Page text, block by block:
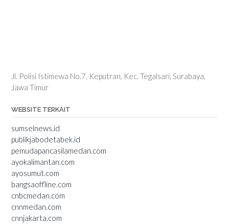
Jl. Polisi Istimewa No.7, Keputran, Kec. Tegalsari, Surabaya,
Jawa Timur
WEBSITE TERKAIT
sumselnews.id
publikjabodetabek.id
pemudapancasilamedan.com
ayokalimantan.com
ayosumut.com
bangsaoffline.com
cnbcmedan.com
cnnmedan.com
cnnjakarta.com